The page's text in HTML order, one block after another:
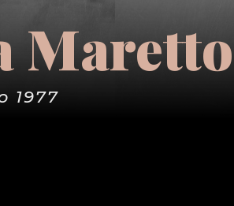
Maretto
1977